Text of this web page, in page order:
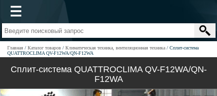
Главная Каталог товаров Климатическая техника, вентиляционная техника
Сплит-система
QUATTROCLIMA QV-F12WA/QN-F12WA
Сплит-система QUATTROCLIMA QV-F12WA/QN-
F12WA